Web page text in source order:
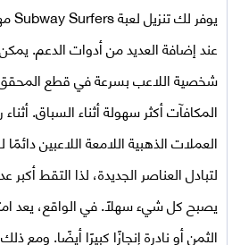
يوفر لكتنزيل لعبة Subway Surfers مهكرة
عند إضافة العديد من أدوات الدعم.
شخصية اللاعب بسرعة في قطع
المكافآت أكثر سهولة أثناء السباق.
العملات الذهبية اللامعة اللاعبين
لتبادل العناصر الجديدة، لذا التقط
يصبح كل شيء سهلاً. في الواقع، يعد
الثمن أو نادرة إنجازًا كبيرًا أيضًا. ومع